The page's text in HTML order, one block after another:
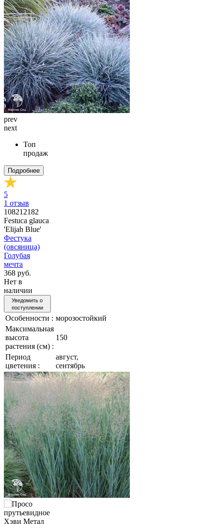
prev
next
Топ
продаж
Подробнее
5
1 отзыв
108212182
Festuca glauca
'Elijah Blue'
Фестука
(овсяница)
Голубая
мечта
368 руб.
Нет в
наличии
Уведомить о
поступлении
Особенности : морозостойкий
Максимальная
высота
растения (см) :
150
Период
цветения :
август,
сентябрь